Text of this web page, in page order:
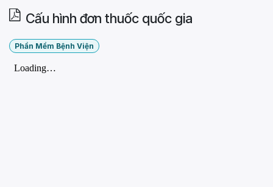
Cấu hình đơn thuốc quốc gia
Phần Mềm Bệnh Viện